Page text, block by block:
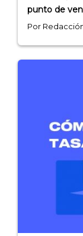
- Artículos
- Consejos
-
-
-
-
punto de
Por